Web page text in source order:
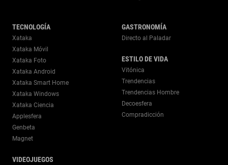
TECNOLOGÍA
Xataka
Xataka Móvil
Xataka Foto
Xataka Android
Xataka Smart Home
Xataka Windows
Xataka Ciencia
Applesfera
Genbeta
Magnet
VIDEOJUEGOS
GASTRONOMÍA
Directo al Paladar
ESTILO DE VIDA
Vitónica
Trendencias
Trendencias Hombre
Decoesfera
Compradicción